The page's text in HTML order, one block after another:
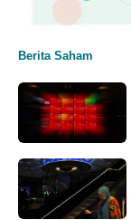
Berita Saham